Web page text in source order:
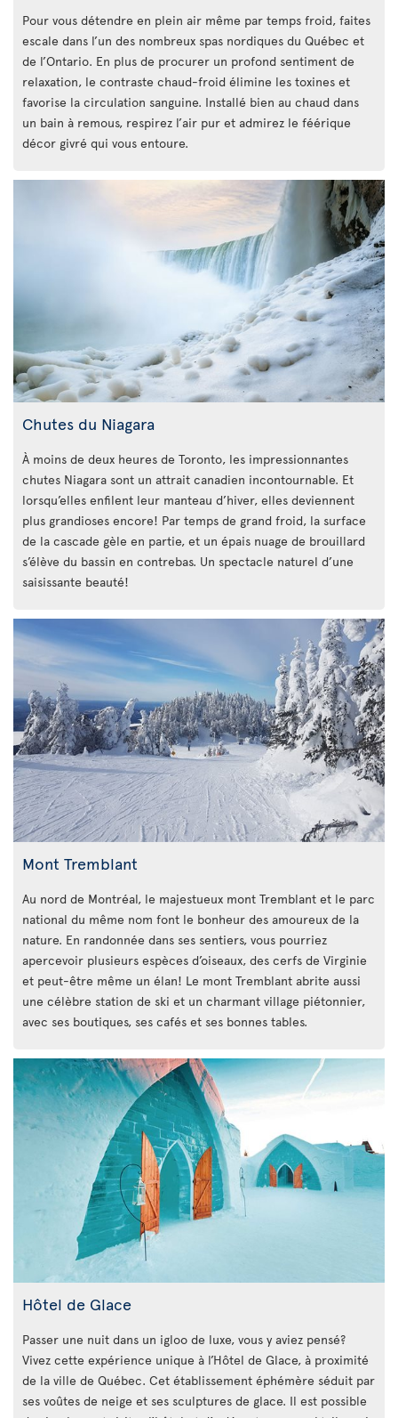
Pour vous détendre en plein air même par temps froid, faites
escale dans l’un des nombreux spas nordiques du Québec et
de l’Ontario. En plus de procurer un profond sentiment de
relaxation, le contraste chaud-froid élimine les toxines et
favorise la circulation sanguine. Installé bien au chaud dans
un bain à remous, respirez l’air pur et admirez le féérique
décor givré qui vous entoure.
Chutes du Niagara
À moins de deux heures de Toronto, les impressionnantes
chutes Niagara sont un attrait canadien incontournable. Et
lorsqu’elles enfilent leur manteau d’hiver, elles deviennent
plus grandioses encore! Par temps de grand froid, la surface
de la cascade gèle en partie, et un épais nuage de brouillard
s’élève du bassin en contrebas. Un spectacle naturel d’une
saisissante beauté!
Mont Tremblant
Au nord de Montréal, le majestueux mont Tremblant et le parc
national du même nom font le bonheur des amoureux de la
nature. En randonnée dans ses sentiers, vous pourriez
apercevoir plusieurs espèces d’oiseaux, des cerfs de Virginie
et peut-être même un élan! Le mont Tremblant abrite aussi
une célèbre station de ski et un charmant village piétonnier,
avec ses boutiques, ses cafés et ses bonnes tables.
Hôtel de Glace
Passer une nuit dans un igloo de luxe, vous y aviez pensé?
Vivez cette expérience unique à l’Hôtel de Glace, à proximité
de la ville de Québec. Cet établissement éphémère séduit par
ses voûtes de neige et ses sculptures de glace. Il est possible